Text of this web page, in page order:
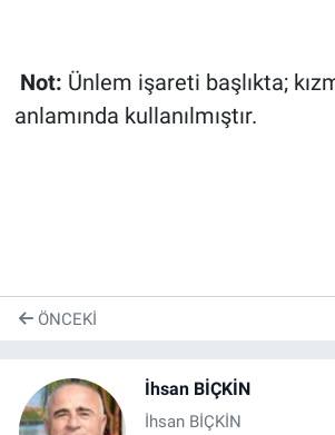
Not: Ünlem işareti başlıkta;
anlamında kullanılmıştır.
ÖNCEKI
İhsan BİÇKİN
İhsan BİÇKİN